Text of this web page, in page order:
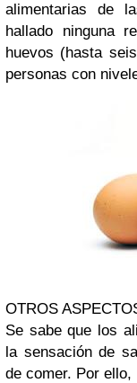
alimentarias de
hallado ninguna
huevos (hasta
personas con
OTROS
Se sabe que los
la sensación de
de comer. Por